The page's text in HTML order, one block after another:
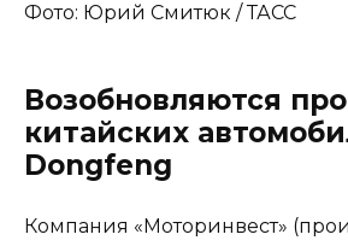
Фото: Юрий Смитюк / ТАСС
Возобновляются
китайских
Dongfeng
Компания «Моторинвест»